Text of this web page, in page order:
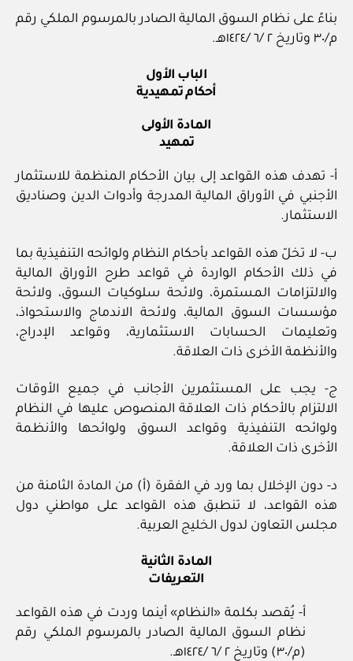
بناءً على نظام السوق المالية الصادر بالمرسوم الملكي رقم
م/٣٠ وتاريخ ٢ /٦ /١٤٢٤هـ.
الباب الأول
أحكام تمهيدية
المادة الأولى
تمهيد
أ- تهدف هذه القواعد إلى بيان الأحكام المنظمة للاستثمار
الأجنبي في الأوراق المالية المدرجة وأدوات الدين وصناديق
الاستثمار.
ب- لا تخلّ هذه القواعد بأحكام النظام ولوائحه التنفيذية بما
في ذلك الأحكام الواردة في قواعد طرح الأوراق المالية
والالتزامات المستمرة، ولائحة سلوكيات السوق، ولائحة
مؤسسات السوق المالية، ولائحة الاندماج والاستحواذ،
وتعليمات الحسابات الاستثمارية، وقواعد الإدراج،
والأنظمة الأخرى ذات العلاقة.
ج- يجب على المستثمرين الأجانب في جميع الأوقات
الالتزام بالأحكام ذات العلاقة المنصوص عليها في النظام
ولوائحه التنفيذية وقواعد السوق ولوائحها والأنظمة
الأخرى ذات العلاقة.
د- دون الإخلال بما ورد في الفقرة (أ) من المادة الثامنة من
هذه القواعد، لا تنطبق هذه القواعد على مواطني دول
مجلس التعاون لدول الخليج العربية.
المادة الثانية
التعريفات
أ- يُقصد بكلمة «النظام» أينما وردت في هذه القواعد
نظام السوق المالية الصادر بالمرسوم الملكي رقم
(م/٣٠) وتاريخ ٢ /٦ /١٤٢٤هـ.